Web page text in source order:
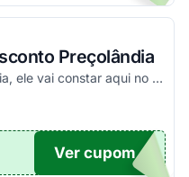
Preçolândia
Se existe um voucher Preçolândia, ele vai constar aqui no Agora Cupom. Pegue seu código promocional e confira!
TICO
Ver cupom